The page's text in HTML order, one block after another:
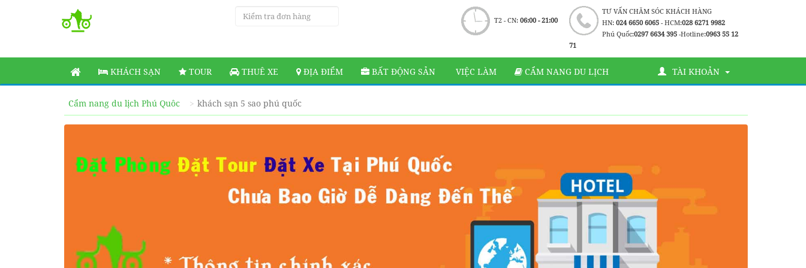
TƯ VẤN CHĂM SÓC KHÁCH HÀNG
HN: 024 6650 6065- HCM:028 6271 9982
Phú Quốc:0297 6634 395 -Hotline:0963 55 12
71
T2 - CN: 06:00 - 21:00
KHÁCH SẠN TOUR THUÊ XE ĐỊA ĐIỂM BẤT ĐỘNG SẢN VIỆC LÀM CẨM NANG DU LỊCH TÀI KHOẢN
Cẩm nang du lịch Phú Quôc khách sạn 5 sao phú quốc